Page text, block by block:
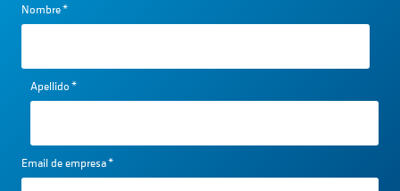
Nombre*
Apellido*
Email de empresa*